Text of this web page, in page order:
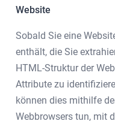
Website
Sobald Sie eine
enthält, die Sie
HTML-Struktur der
Attribute zu
können dies mithilfe
Webbrowsers tun, mit